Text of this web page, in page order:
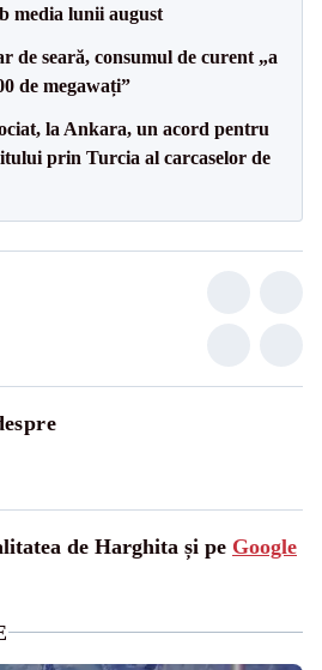
media lunii august
de seară, consumul de curent „a
de megawați”
la Ankara, un acord pentru
prin Turcia al carcaselor de
de Harghita și pe Google